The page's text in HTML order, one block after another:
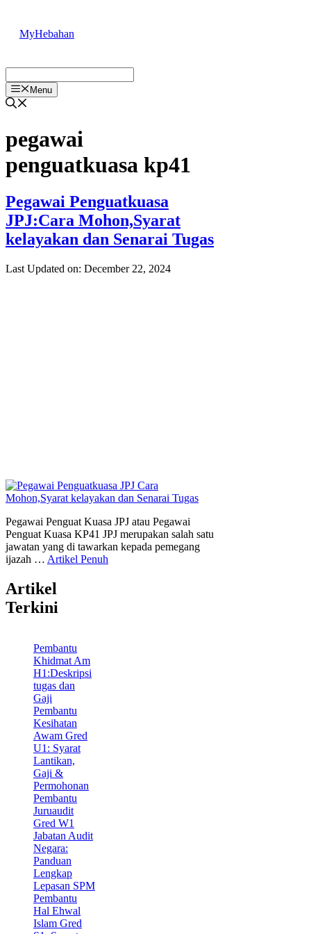
content
MyHebahan
Menu
pegawai
penguatkuasa kp41
Pegawai Penguatkuasa
JPJ:Cara Mohon,Syarat
kelayakan dan Senarai Tugas
Last Updated on: December 22, 2024
Pegawai Penguat Kuasa JPJ atau Pegawai
Penguat Kuasa KP41 JPJ merupakan salah satu
jawatan yang di tawarkan kepada pemegang
ijazah … Artikel Penuh
Artikel
Terkini
Pembantu
Khidmat Am
H1:Deskripsi
tugas dan
Gaji
Pembantu
Kesihatan
Awam Gred
U1: Syarat
Lantikan,
Gaji &
Permohonan
Pembantu
Juruaudit
Gred W1
Jabatan Audit
Negara:
Panduan
Lengkap
Lepasan SPM
Pembantu
Hal Ehwal
Islam Gred